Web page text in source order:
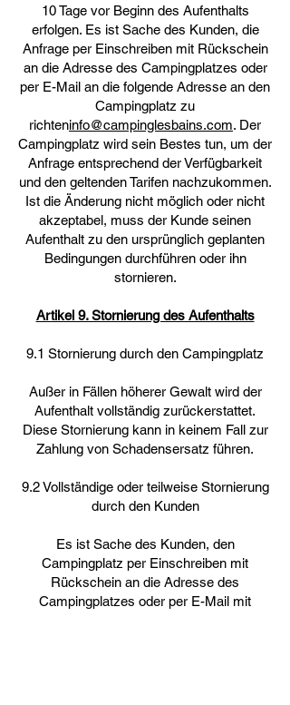
10 Tage vor Beginn des Aufenthalts
erfolgen. Es ist Sache des Kunden, die
Anfrage per Einschreiben mit Rückschein
an die Adresse des Campingplatzes oder
per E-Mail an die folgende Adresse an den
Campingplatz zu
richteninfo@campinglesbains.com. Der
Campingplatz wird sein Bestes tun, um der
Anfrage entsprechend der Verfügbarkeit
und den geltenden Tarifen nachzukommen.
Ist die Änderung nicht möglich oder nicht
akzeptabel, muss der Kunde seinen
Aufenthalt zu den ursprünglich geplanten
Bedingungen durchführen oder ihn
stornieren.
Artikel 9. Stornierung des Aufenthalts
9.1 Stornierung durch den Campingplatz
Außer in Fällen höherer Gewalt wird der
Aufenthalt vollständig zurückerstattet.
Diese Stornierung kann in keinem Fall zur
Zahlung von Schadensersatz führen.
9.2 Vollständige oder teilweise Stornierung
durch den Kunden
Es ist Sache des Kunden, den
Campingplatz per Einschreiben mit
Rückschein an die Adresse des
Campingplatzes oder per E-Mail mit